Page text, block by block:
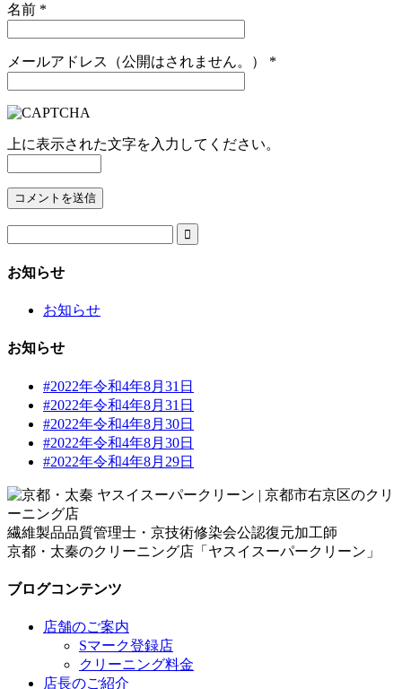
名前 *
メールアドレス（公開はされません。） *
上に表示された文字を入力してください。

お知らせ
お知らせ
お知らせ
#2022年令和4年8月31日
#2022年令和4年8月31日
#2022年令和4年8月30日
#2022年令和4年8月30日
#2022年令和4年8月29日
繊維製品品質管理士・京技術修染会公認復元加工師
京都・太秦のクリーニング店「ヤスイスーパークリーン」
ブログコンテンツ
店舗のご案内
Sマーク登録店
クリーニング料金
店長のご紹介